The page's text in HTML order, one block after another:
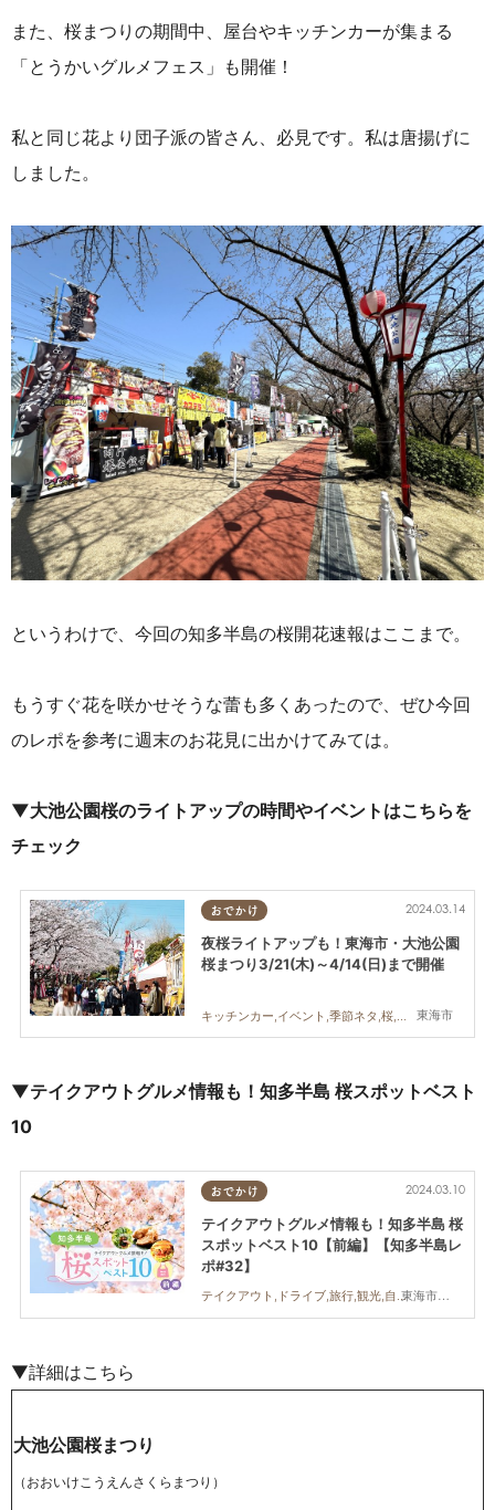
また、桜まつりの期間中、屋台やキッチンカーが集まる
「とうかいグルメフェス」も開催！
私と同じ花より団子派の皆さん、必見です。私は唐揚げに
しました。
というわけで、今回の知多半島の桜開花速報はここまで。
もうすぐ花を咲かせそうな蕾も多くあったので、ぜひ今回
のレポを参考に週末のお花見に出かけてみては。
▼大池公園桜のライトアップの時間やイベントはこちらを
チェック
おでかけ
東海市
2024.03.14
夜桜ライトアップも！東海市・大池公園
桜まつり3/21(木)～4/14(日)まで開催
▼テイクアウトグルメ情報も！知多半島 桜スポットベスト
10
おでかけ
東海市,大府市,知多市,東浦町,阿久比町
2024.03.10
テイクアウトグルメ情報も！知多半島 桜
スポットベスト10【前編】【知多半島レ
ポ#32】
テイクアウト,ドライブ,旅行,観光,自然,季節ネタ,夫婦,家族,カップル,友人,ペット,トレンド,桜,お花見,知多半島レポ
▼詳細はこちら
大池公園桜まつり
（おおいけこうえんさくらまつり）